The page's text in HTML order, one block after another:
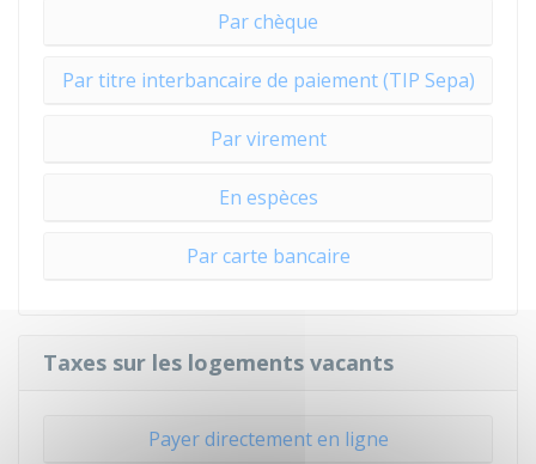
Par chèque
Par titre interbancaire de paiement (TIP Sepa)
Par virement
En espèces
Par carte bancaire
Taxes sur les logements vacants
Payer directement en ligne